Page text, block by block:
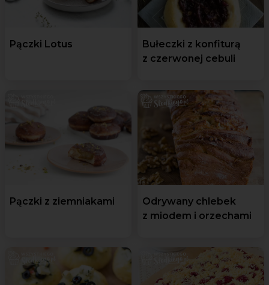
Pączki Lotus
Bułeczki z konfiturą
z czerwonej cebuli
Pączki z ziemniakami
Odrywany chlebek
z miodem i orzechami